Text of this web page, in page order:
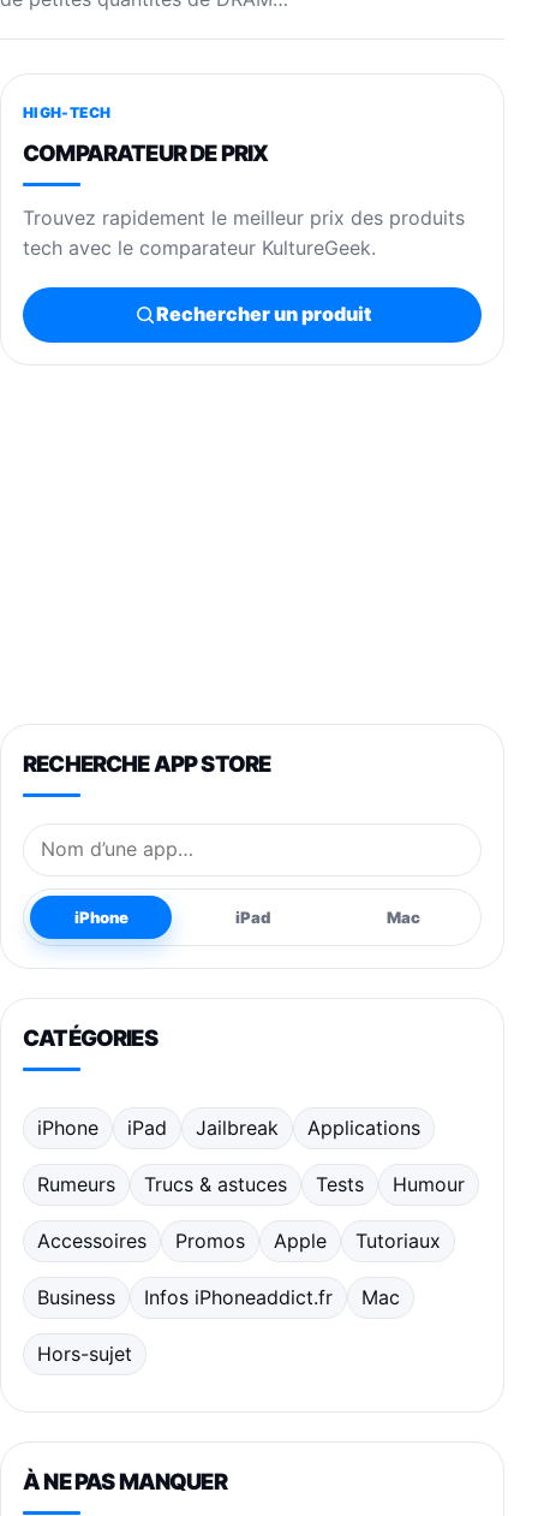
HIGH-TECH
COMPARATEUR DE PRIX
Trouvez rapidement le meilleur prix des produits
tech avec le comparateur KultureGeek.
Rechercher un produit
RECHERCHE APP STORE
Nom de l’application
iPhone iPad Mac
CATÉGORIES
iPhone iPad Jailbreak Applications
Rumeurs Trucs & astuces Tests Humour
Accessoires Promos Apple Tutoriaux
Business Infos iPhoneaddict.fr Mac
Hors-sujet
À NE PAS MANQUER